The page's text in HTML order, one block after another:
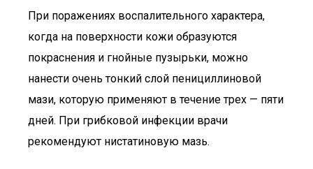
При поражениях воспалительного характера,
когда на поверхности кожи образуются
покраснения и гнойные пузырьки, можно
нанести очень тонкий слой пенициллиновой
мази, которую применяют в течение трех — пяти
дней. При грибковой инфекции врачи
рекомендуют нистатиновую мазь.